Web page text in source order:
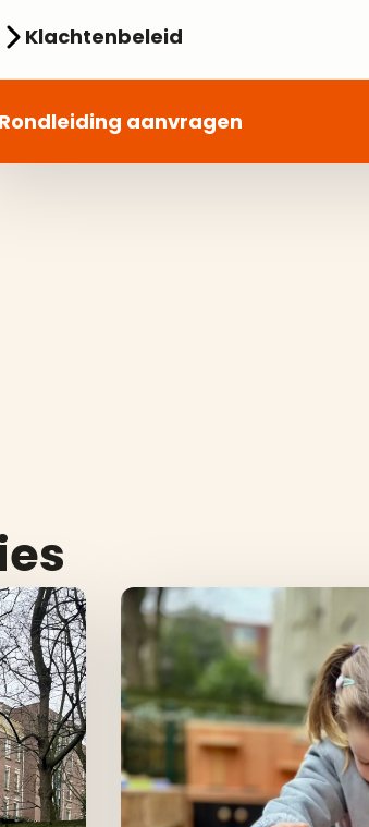
Klachtenbeleid
Rondleiding aanvragen